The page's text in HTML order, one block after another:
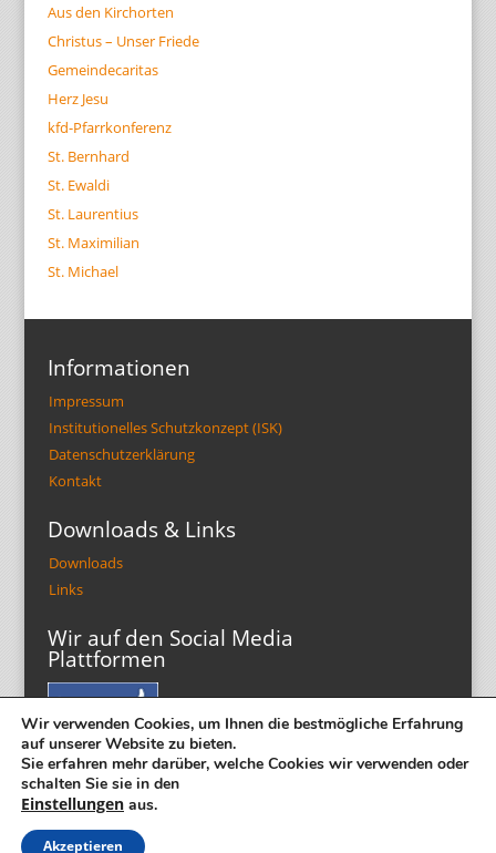
Aus den Kirchorten
Christus – Unser Friede
Gemeindecaritas
Herz Jesu
kfd-Pfarrkonferenz
St. Bernhard
St. Ewaldi
St. Laurentius
St. Maximilian
St. Michael
Informationen
Impressum
Institutionelles Schutzkonzept (ISK)
Datenschutzerklärung
Kontakt
Downloads & Links
Downloads
Links
Wir auf den Social Media
Plattformen
Wir verwenden Cookies, um Ihnen die bestmögliche Erfahrung
auf unserer Website zu bieten.
Sie erfahren mehr darüber, welche Cookies wir verwenden oder
schalten Sie sie in den
Einstellungen aus.
Akzeptieren